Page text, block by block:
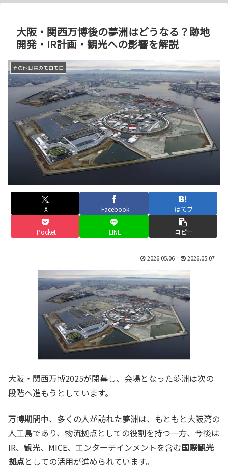
大阪・関西万博後の夢洲はどうなる？跡地
開発・IR計画・観光への影響を解説
その他日常のモロモロ
X Facebook はてブ
Pocket LINE コピー
2026.05.06 2026.05.07
大阪・関西万博2025が閉幕し、会場となった夢洲は次の
段階へ進もうとしています。
万博期間中、多くの人が訪れた夢洲は、もともと大阪湾の
人工島であり、物流拠点としての役割を持つ一方、今後は
IR、観光、MICE、エンターテインメントを含む国際観光
拠点としての活用が進められています。